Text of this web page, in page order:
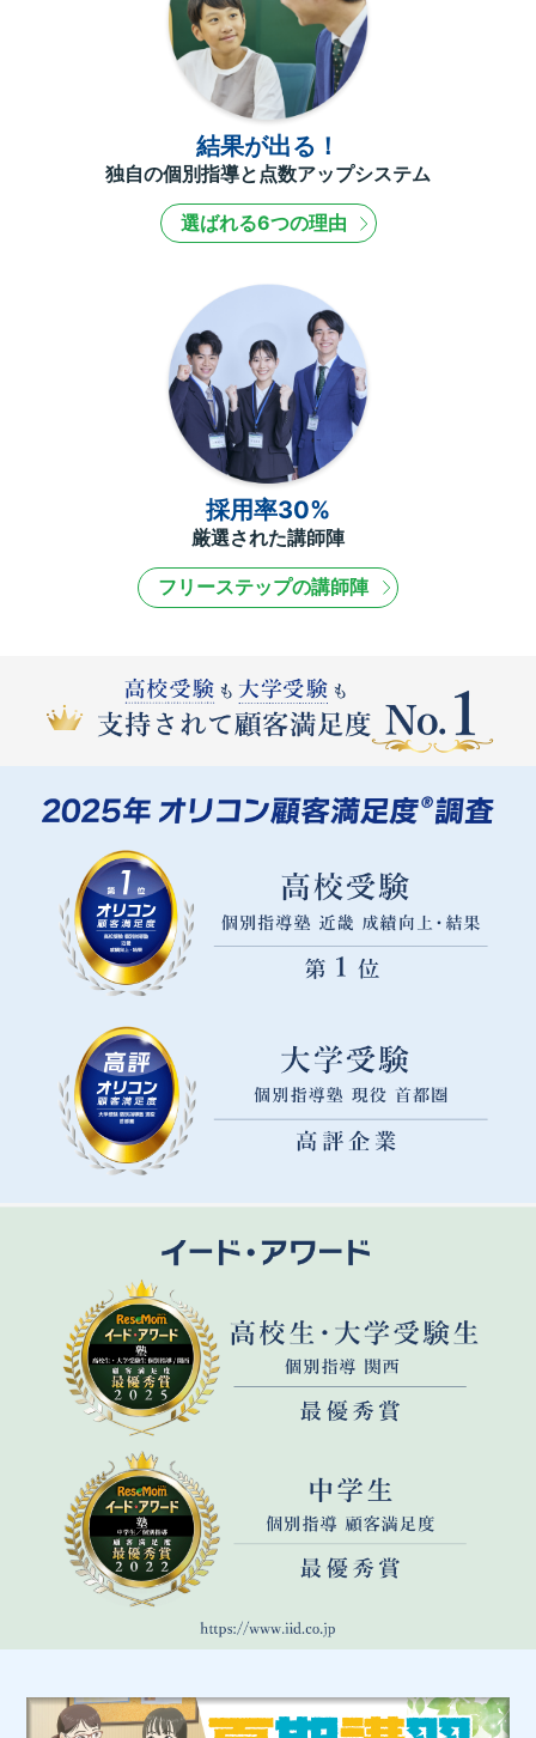
結果が出る！
独自の個別指導と点数アップシステム
選ばれる6つの理由
採用率30%
厳選された講師陣
フリーステップの講師陣